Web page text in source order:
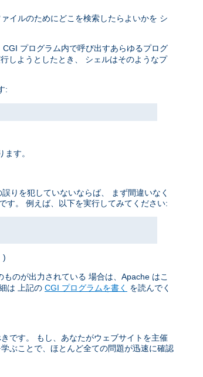
イルのためにどこを検索したらよいかを シ
プログラム内で呼び出すあらゆるプログ
しようとしたとき、 シェルはそのようなプ
:
す。
りを犯していないならば、 まず間違いなく
す。 例えば、以下を実行してみてください:
)
のが出力されている 場合は、Apache はこ
は 上記の CGI プログラムを書く
を読んでく
です。 もし、あなたがウェブサイトを主催
ぶことで、ほとんど全ての問題が迅速に確認